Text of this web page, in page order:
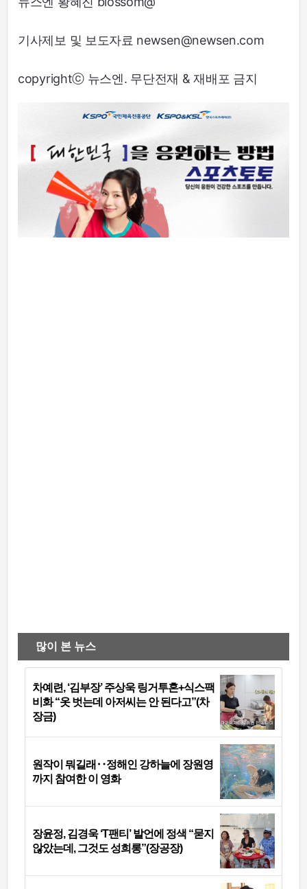
기사제보 및 보도자료 newsen@newsen.com
copyrightⓒ 뉴스엔. 무단전재 & 재배포 금지
많이 본 뉴스
차예련, ‘김부장’ 주상욱 링거투혼+식스팩
비화 “옷 벗는데 아저씨는 안 된다고”(차
장금)
원작이 뭐길래‥정해인 강하늘에 장원영
까지 참여한 이 영화
장윤정, 김경욱 ‘T팬티’ 발언에 정색 “묻지
않았는데, 그것도 성희롱”(장공장)